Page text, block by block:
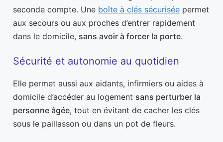
seconde compte. Une boîte à clés sécurisée permet
aux secours ou aux proches d’entrer rapidement
dans le domicile, sans avoir à forcer la porte.
Sécurité et autonomie au quotidien
Elle permet aussi aux aidants, infirmiers ou aides à
domicile d’accéder au logement sans perturber la
personne âgée, tout en évitant de cacher les clés
sous le paillasson ou dans un pot de fleurs.